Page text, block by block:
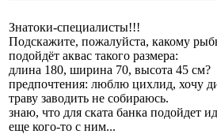
Знатоки-специалисты!!!
Подскажите, пожалуйста, какому
подойдёт аквас такого размера:
длина 180, ширина 70, высота 45 см?
предпочтения: люблю цихлид, хочу
траву заводить не собираюсь.
знаю, что для ската банка подойдет
еще кого-то с ним...